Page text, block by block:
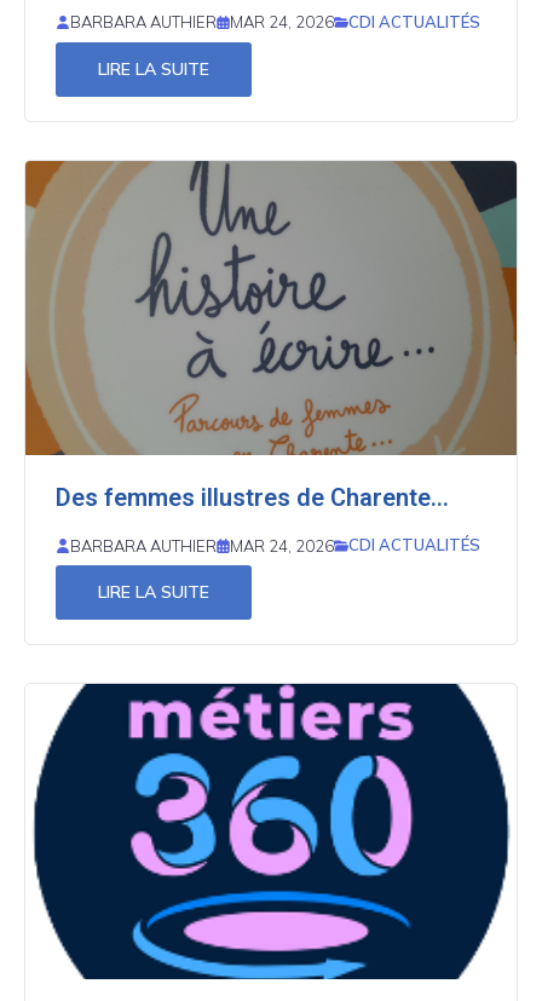
BARBARA AUTHIER MAR 24, 2026 CDI ACTUALITÉS
LIRE LA SUITE
Des femmes illustres de Charente...
BARBARA AUTHIER MAR 24, 2026 CDI ACTUALITÉS
LIRE LA SUITE